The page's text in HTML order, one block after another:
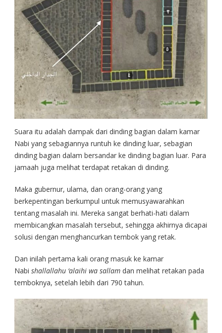
Suara itu adalah dampak dari dinding bagian dalam kamar
Nabi yang sebagiannya runtuh ke dinding luar, sebagian
dinding bagian dalam bersandar ke dinding bagian luar. Para
jamaah juga melihat terdapat retakan di dinding.
Maka gubernur, ulama, dan orang-orang yang
berkepentingan berkumpul untuk memusyawarahkan
tentang masalah ini. Mereka sangat berhati-hati dalam
membicangkan masalah tersebut, sehingga akhirnya dicapai
solusi dengan menghancurkan tembok yang retak.
Dan inilah pertama kali orang masuk ke kamar
Nabi shallallahu ‘alaihi wa sallam dan melihat retakan pada
temboknya, setelah lebih dari 790 tahun.